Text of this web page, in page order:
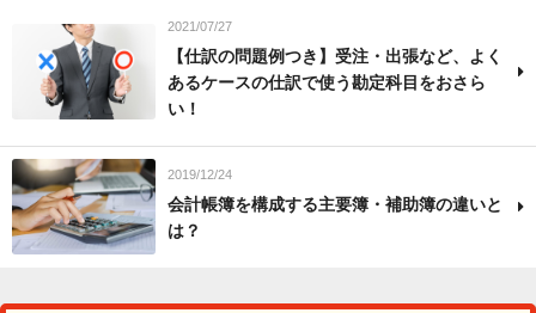
2021/07/27
【仕訳の問題例つき】受注・出張など、よく
あるケースの仕訳で使う勘定科目をおさら
い！
2019/12/24
会計帳簿を構成する主要簿・補助簿の違いと
は？